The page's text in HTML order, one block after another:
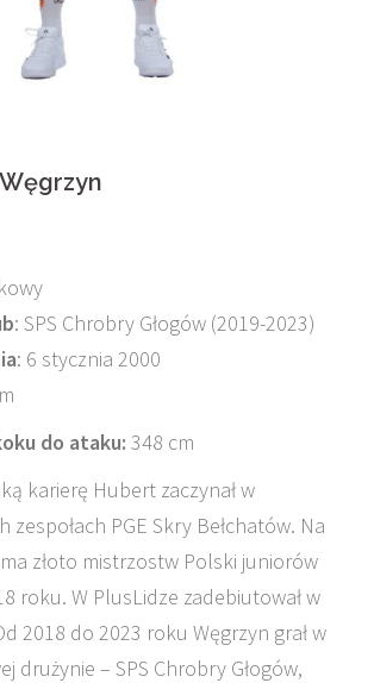
: SPS Chrobry Głogów (2019-2023)
: 6 stycznia 2000
do ataku: 348 cm
karierę Hubert zaczynał w
zespołach PGE Skry Bełchatów. Na
złoto mistrzostw Polski juniorów
roku. W PlusLidze zadebiutował w
2018 do 2023 roku Węgrzyn grał w
drużynie – SPS Chrobry Głogów,